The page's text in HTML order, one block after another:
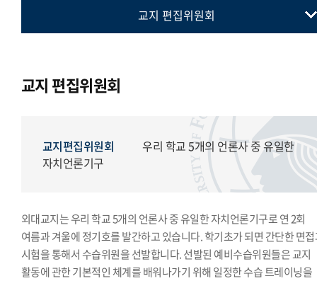
교지 편집위원회
국제학생회
생활도서관
학생복지위원회
영상사업단
한국외대통역협회
한국외대119학군단
교지 편집위원회
교지편집위원회
우리 학교 5개의 언론사 중 유일한
자치언론기구
외대교지는 우리 학교 5개의 언론사 중 유일한 자치언론기구로 연 2회
여름과 겨울에 정기호를 발간하고 있습니다. 학기초가 되면 간단한 면
시험을 통해서 수습위원을 선발합니다. 선발된 예비수습위원들은 교지
활동에 관한 기본적인 체계를 배워나가기 위해 일정한 수습 트레이닝을